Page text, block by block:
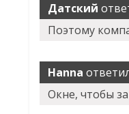
Датский
Поэтому
Hanna
Окне, чтобы